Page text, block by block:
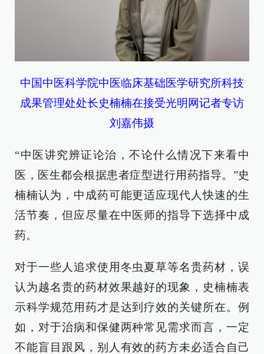
中国中医科学院中医临床基础医学研究所科技
成果管理处处长史楠楠在接受光明网记者专访
刘嘉伟摄
“中医讲究辨证论治，不论什么情况下来看中
医，医生都会根据患者症型进行用药指导。”史
楠楠认为，中成药可能更适应现代人快速的生
活节奏，但应尽量在中医师的指导下选择中成
药。
对于一些人追求使用冬虫夏草等名贵药材，误
认为越名贵的药材效果越好的现象，史楠楠表
示科学规范用药才是达到疗效的关键所在。例
如，对于治病和保健两种常见需求而言，一定
不能盲目跟风，别人有效的药方未必适合自己